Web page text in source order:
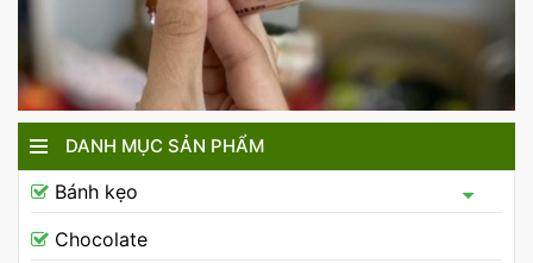
DANH MỤC SẢN PHẨM
Bánh kẹo
Chocolate